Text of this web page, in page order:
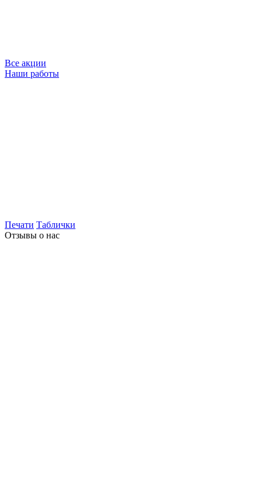
Все акции
Наши работы
Печати Таблички
Отзывы о нас